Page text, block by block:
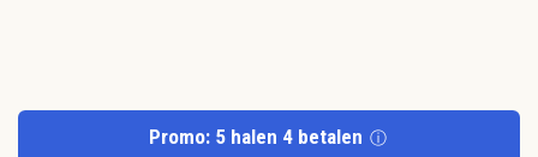
Promo: 5 halen 4 betalen ⓘ